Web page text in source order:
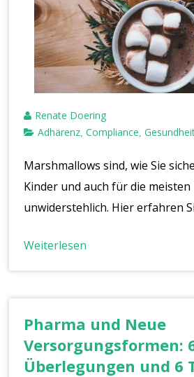
Renate Doering
Adhärenz ,Compliance ,
Marshmallows sind, wie Sie
Kinder und auch für die meisten
unwiderstehlich. Hier erfahren
Weiterlesen
Pharma und Neue
Versorgungsformen:
Überlegungen und 6